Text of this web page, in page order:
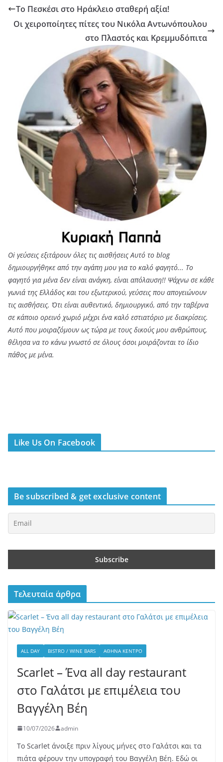
Το Πεσκέσι στο Ηράκλειο σταθερή αξία!
Οι χειροποίητες πίτες του Νικόλα Αντωνόπουλου
στο Πλαστός και Κρεμμυδόπιτα
Oi γεύσεις εξιτάρουν όλες τις αισθήσεις Αυτό το blog
δημιουργήθηκε από την αγάπη μου για το καλό φαγητό... Tο
φαγητό για μένα δεν είναι ανάγκη, είναι απόλαυση!! Ψάχνω σε κάθε
γωνιά της Ελλάδος και του εξωτερικού, γεύσεις που απογειώνουν
τις αισθήσεις. Ότι είναι αυθεντικό, δημιουργικό, από την ταβέρνα
σε κάποιο ορεινό χωριό μέχρι ένα καλό εστιατόριο με διακρίσεις.
Αυτό που μοιραζόμουν ως τώρα με τους δικούς μου ανθρώπους,
θέλησα να το κάνω γνωστό σε όλους όσοι μοιράζονται το ίδιο
πάθος με μένα.
Like Us On Facebook
Be subscribed & get exclusive content
Τελευταία άρθρα
ALL DAY BISTRO / WINE BARS ΑΘΉΝΑ ΚΈΝΤΡΟ
Scarlet – Ένα all day restaurant
στο Γαλάτσι με επιμέλεια του
Βαγγέλη Βέη
10/07/2026 admin
Το Scarlet άνοιξε πριν λίγους μήνες στο Γαλάτσι και τα
πιάτα φέρουν την υπογραφή του Βαγγέλη Βέη. Εδώ οι